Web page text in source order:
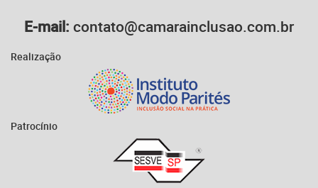
E-mail: contato@camarainclusao.com.br
Realização
Patrocínio